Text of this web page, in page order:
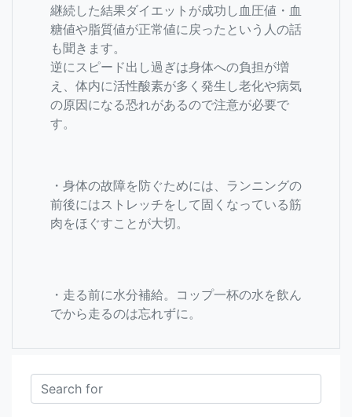
継続した結果ダイエットが成功し血圧値・血
糖値や脂質値が正常値に戻ったという人の話
も聞きます。
逆にスピード出し過ぎは身体への負担が増
え、体内に活性酸素が多く発生し老化や病気
の原因になる恐れがあるので注意が必要で
す。
・身体の故障を防ぐためには、ランニングの
前後にはストレッチをして固くなっている筋
肉をほぐすことが大切。
・走る前に水分補給。コップ一杯の水を飲ん
でから走るのは忘れずに。